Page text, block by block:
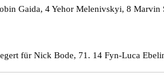
Gaida, 4 Yehor Melenivskyi, 8
für Nick Bode, 71. 14 Fyn-Luca